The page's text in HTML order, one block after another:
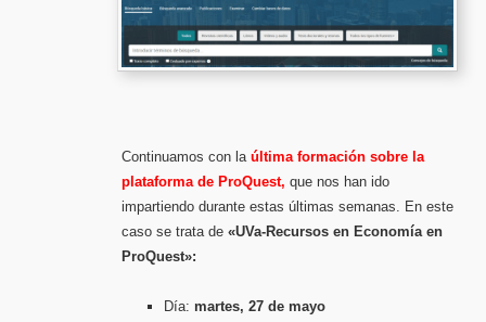
Continuamos con la última formación sobre la
plataforma de ProQuest, que nos han ido
impartiendo durante estas últimas semanas. En este
caso se trata de «UVa-Recursos en Economía en
ProQuest»:
Día: martes, 27 de mayo